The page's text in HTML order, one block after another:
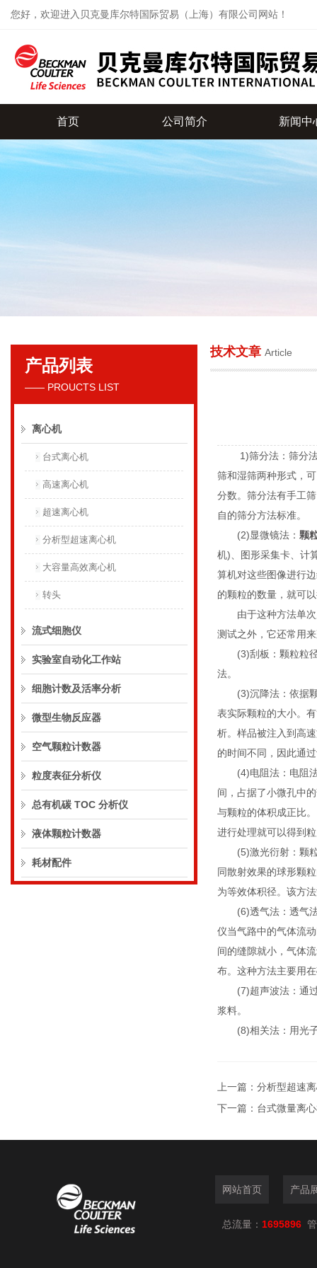
您好，欢迎进入贝克曼库尔特国际贸易（上海）有限公司网站！
贝克曼库尔特国际贸易（上海）有限公司
首页 公司简介 新闻中
产品列表
—— PROUCTS LIST
离心机
台式离心机
高速离心机
超速离心机
分析型超速离心机
大容量高效离心机
转头
流式细胞仪
实验室自动化工作站
细胞计数及活率分析
微型生物反应器
空气颗粒计数器
粒度表征分析仪
总有机碳 TOC 分析仪
液体颗粒计数器
耗材配件
技术文章 Article
1)筛分法：筛分法
筛和湿筛两种形式，
分数。筛分法有手工
自的筛分方法标准。
(2)显微镜法： 颗
机)、图形采集卡、计
算机对这些图像进行
的颗粒的数量，就可
由于这种方法单次
测试之外，它还常用
(3)刮板：颗粒粒径
法。
(3)沉降法：依据颗
表实际颗粒的大小。
析。样品被注入到高
的时间不同，因此通
(4)电阻法：电阻法
间，占据了小微孔中
与颗粒的体积成正比
进行处理就可以得到
(5)激光衍射：颗粒
同散射效果的球形颗
为等效体积径。该方
(6)透气法：透气法
仪当气路中的气体流
间的缝隙就小，气体
布。这种方法主要用
(7)超声波法：通过
浆料。
(8)相关法：用光子
上一篇： 分析型超速
下一篇： 台式微量离
网站首页 产品
总流量： 1695896